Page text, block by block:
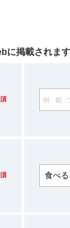
に掲載されま